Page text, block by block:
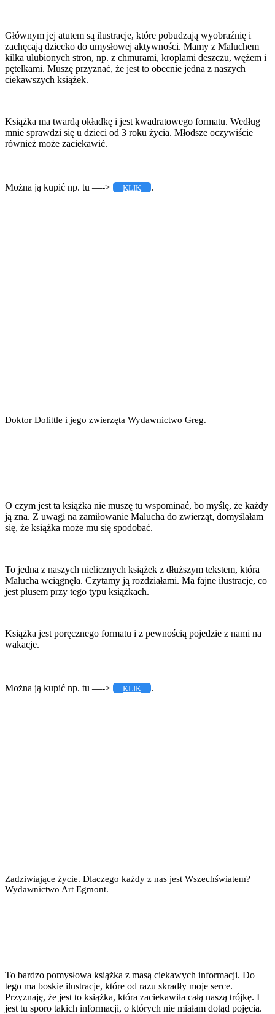
Głównym jej atutem są ilustracje, które pobudzają wyobraźnię i
zachęcają dziecko do umysłowej aktywności. Mamy z Maluchem
kilka ulubionych stron, np. z chmurami, kroplami deszczu, wężem i
pętelkami. Muszę przyznać, że jest to obecnie jedna z naszych
ciekawszych książek.
Książka ma twardą okładkę i jest kwadratowego formatu. Według
mnie sprawdzi się u dzieci od 3 roku życia. Młodsze oczywiście
również może zaciekawić.
Można ją kupić np. tu —-> KLIK .
Doktor Dolittle i jego zwierzęta Wydawnictwo Greg.
O czym jest ta książka nie muszę tu wspominać, bo myślę, że każdy
ją zna. Z uwagi na zamiłowanie Malucha do zwierząt, domyślałam
się, że książka może mu się spodobać.
To jedna z naszych nielicznych książek z dłuższym tekstem, która
Malucha wciągnęła. Czytamy ją rozdziałami. Ma fajne ilustracje, co
jest plusem przy tego typu książkach.
Książka jest poręcznego formatu i z pewnością pojedzie z nami na
wakacje.
Można ją kupić np. tu —-> KLIK .
Zadziwiające życie. Dlaczego każdy z nas jest Wszechświatem?
Wydawnictwo Art Egmont.
To bardzo pomysłowa książka z masą ciekawych informacji. Do
tego ma boskie ilustracje, które od razu skradły moje serce.
Przyznaję, że jest to książka, która zaciekawiła całą naszą trójkę. I
jest tu sporo takich informacji, o których nie miałam dotąd pojęcia.